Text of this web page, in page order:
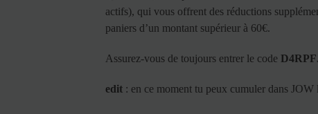
actifs), qui vous offrent des réductions
paniers d’un montant supérieur à 60€.
Assurez-vous de toujours entrer le code
edit : en ce moment tu peux cumuler dans JOW